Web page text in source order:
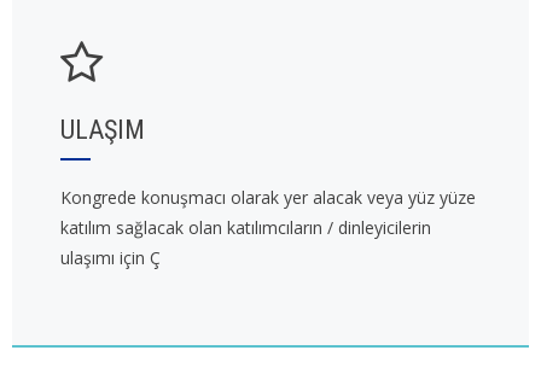
ULAŞIM
Kongrede konuşmacı olarak yer alacak veya yüz yüze
katılım sağlacak olan katılımcıların / dinleyicilerin
ulaşımı için Ç